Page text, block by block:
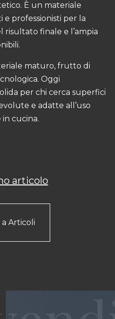
È un materiale
professionisti per la
risultato finale e l’ampia
maturo, frutto di
Oggi
per chi cerca superfici
e adatte all’uso
cucina.
a Articoli
articolo